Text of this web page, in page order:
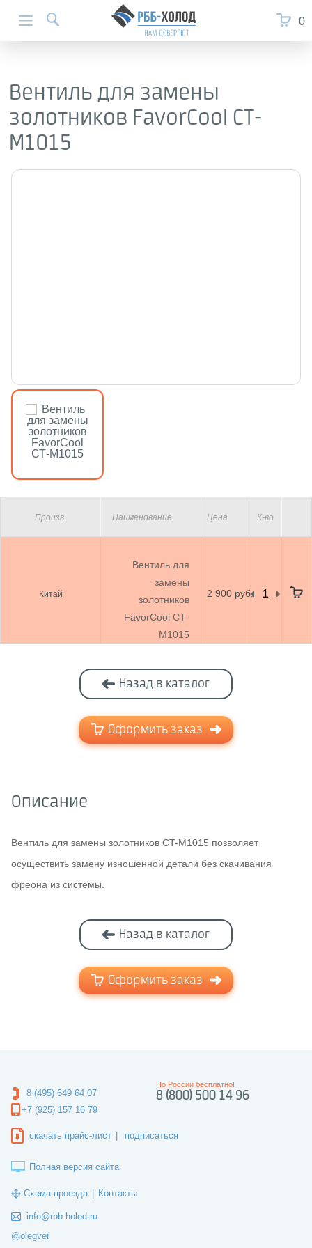
0
Вентиль для замены
золотников FavorCool СТ-
М1015
Произв. Наименование Цена К-во
Китай
Вентиль для
замены
золотников
FavorCool СТ-
М1015
2 900 руб.
Назад в каталог
Оформить заказ
Описание
Вентиль для замены золотников CT-M1015 позволяет
осуществить замену изношенной детали без скачивания
фреона из системы.
Назад в каталог
Оформить заказ
8 (495) 649 64 07
+7 (925) 157 16 79
8 (800) 500 14 96
По России бесплатно!
скачать прайс-лист подписаться
Полная версия сайта
Схема проезда Контакты
info@rbb-holod.ru
@olegver